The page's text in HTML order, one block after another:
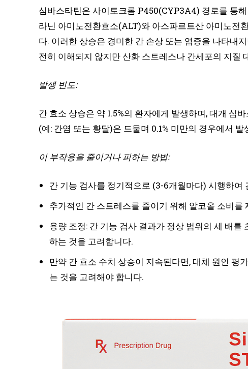
심바스타틴은 사이토크롬 P450(CYP3A4) 경로를 통
라닌 아미노전환효소(ALT)와 아스파르트산 아미노전
다. 이러한 상승은 경미한 간 손상 또는 염증을 나타내
전히 이해되지 않지만 산화 스트레스나 간세포의 지질
발생 빈도:
간 효소 상승은 약 1.5%의 환자에게 발생하며, 대개 심
(예: 간염 또는 황달)은 드물며 0.1% 미만의 경우에서 발
이 부작용을 줄이거나 피하는 방법:
간 기능 검사를 정기적으로 (3-6개월마다) 시행하여
추가적인 간 스트레스를 줄이기 위해 알코올 소비를
용량 조정: 간 기능 검사 결과가 정상 범위의 세 배
하는 것을 고려합니다.
만약 간 효소 수치 상승이 지속된다면, 대체 원인 평
는 것을 고려해야 합니다.